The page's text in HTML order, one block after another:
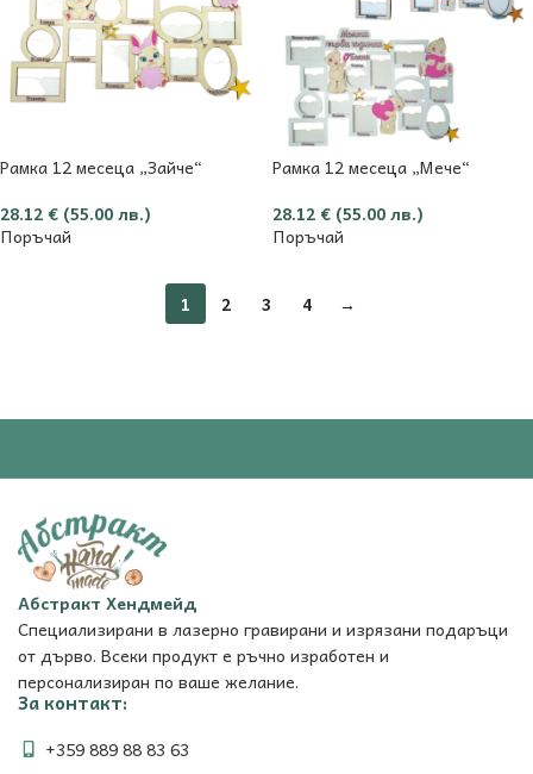
Рамка 12 месеца „Зайче“
28.12 € (55.00 лв.)
Поръчай
Рамка 12 месеца „Мече“
28.12 € (55.00 лв.)
Поръчай
1 2 3 4 →
Абстракт Хендмейд
Специализирани в лазерно гравирани и изрязани подаръци
от дърво. Всеки продукт е ръчно изработен и
персонализиран по ваше желание.
За контакт:
+359 889 88 83 63